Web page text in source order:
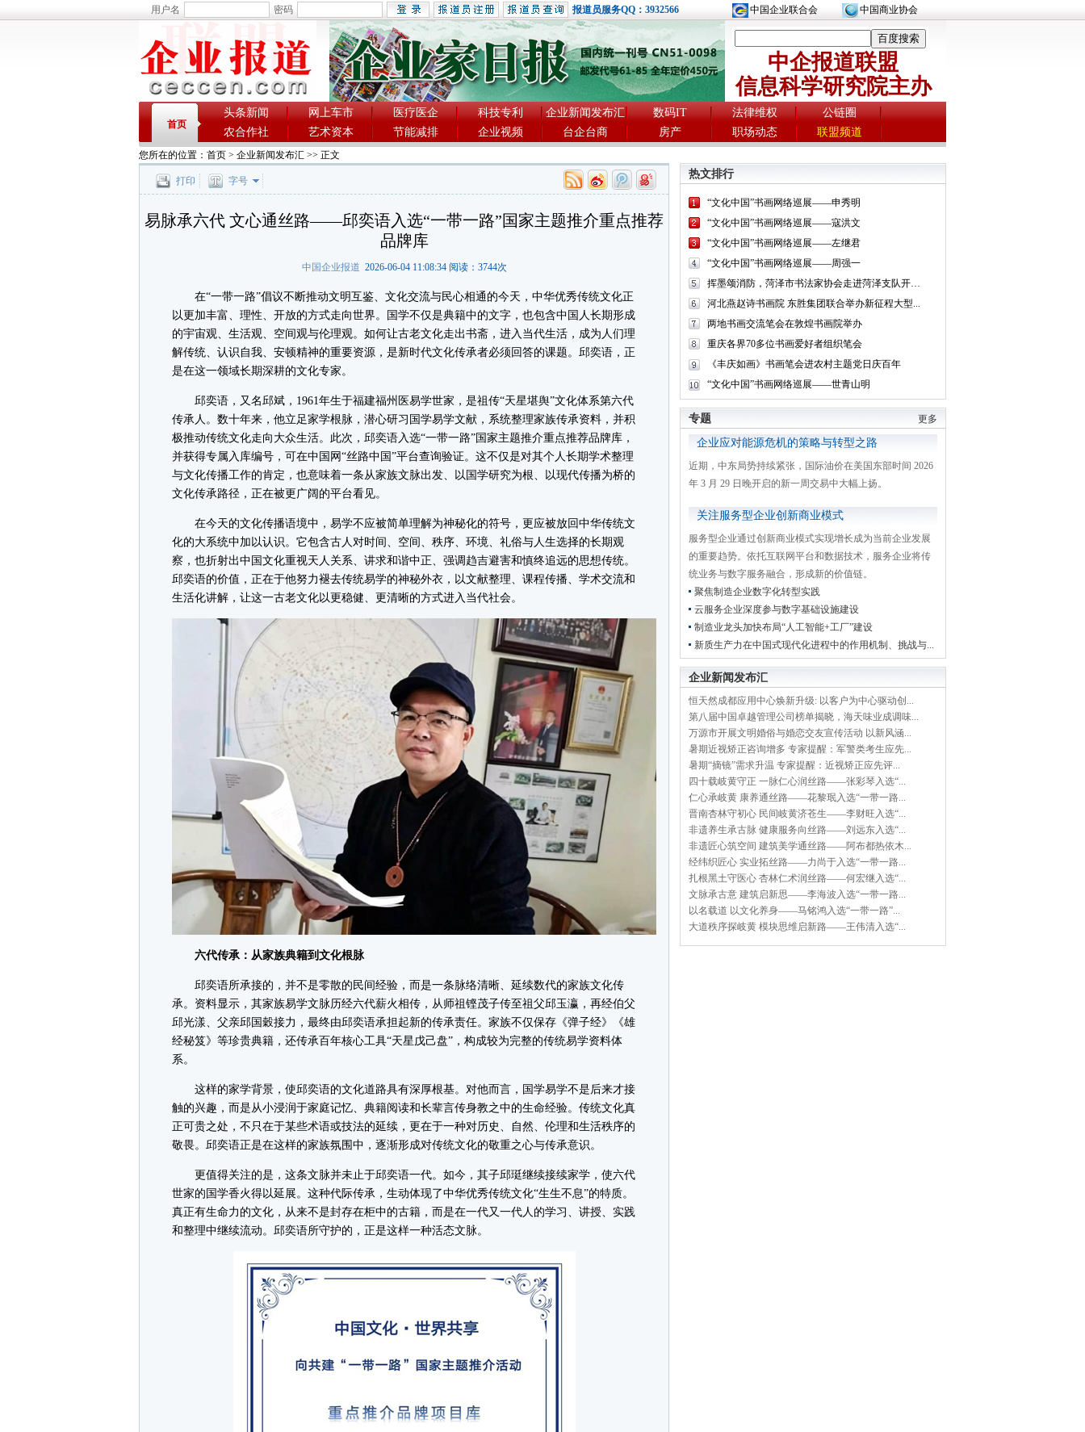
中国企业联合会 中国商业协会
用户名 密码 报道员服务QQ：3932566
中企报道联盟
信息科学研究院主办
首页
头条新闻 网上车市 医疗医企 科技专利 企业新闻发布汇 数码IT 法律维权
公链圈
农合作社
艺术资本 节能减排 企业视频 台企台商 房产 职场动态 联盟频道
您所在的位置： 首页 > 企业新闻发布汇 >> 正文
打印 字号
易脉承六代 文心通丝路——邱奕语入选“一带一路”国家主题推介重点推荐
品牌库
中国企业报道 2026-06-04 11:08:34 阅读： 3744次
在“一带一路”倡议不断推动文明互鉴、文化交流与民心相通的今天，中华优秀传统文化正
以更加丰富、理性、开放的方式走向世界。国学不仅是典籍中的文字，也包含中国人长期形成
的宇宙观、生活观、空间观与伦理观。如何让古老文化走出书斋，进入当代生活，成为人们理
解传统、认识自我、安顿精神的重要资源，是新时代文化传承者必须回答的课题。邱奕语，正
是在这一领域长期深耕的文化专家。
邱奕语，又名邱斌，1961年生于福建福州医易学世家，是祖传“天星堪舆”文化体系第六代
传承人。数十年来，他立足家学根脉，潜心研习国学易学文献，系统整理家族传承资料，并积
极推动传统文化走向大众生活。此次，邱奕语入选“一带一路”国家主题推介重点推荐品牌库，
并获得专属入库编号，可在中国网“丝路中国”平台查询验证。这不仅是对其个人长期学术整理
与文化传播工作的肯定，也意味着一条从家族文脉出发、以国学研究为根、以现代传播为桥的
文化传承路径，正在被更广阔的平台看见。
在今天的文化传播语境中，易学不应被简单理解为神秘化的符号，更应被放回中华传统文
化的大系统中加以认识。它包含古人对时间、空间、秩序、环境、礼俗与人生选择的长期观
察，也折射出中国文化重视天人关系、讲求和谐中正、强调趋吉避害和慎终追远的思想传统。
邱奕语的价值，正在于他努力褪去传统易学的神秘外衣，以文献整理、课程传播、学术交流和
生活化讲解，让这一古老文化以更稳健、更清晰的方式进入当代社会。
六代传承：从家族典籍到文化根脉
邱奕语所承接的，并不是零散的民间经验，而是一条脉络清晰、延续数代的家族文化传
承。资料显示，其家族易学文脉历经六代薪火相传，从师祖铿茂子传至祖父邱玉瀛，再经伯父
邱光漾、父亲邱国穀接力，最终由邱奕语承担起新的传承责任。家族不仅保存《弹子经》《雄
经秘笈》等珍贵典籍，还传承百年核心工具“天星戊己盘”，构成较为完整的传统易学资料体
系。
这样的家学背景，使邱奕语的文化道路具有深厚根基。对他而言，国学易学不是后来才接
触的兴趣，而是从小浸润于家庭记忆、典籍阅读和长辈言传身教之中的生命经验。传统文化真
正可贵之处，不只在于某些术语或技法的延续，更在于一种对历史、自然、伦理和生活秩序的
敬畏。邱奕语正是在这样的家族氛围中，逐渐形成对传统文化的敬重之心与传承意识。
更值得关注的是，这条文脉并未止于邱奕语一代。如今，其子邱珽继续接续家学，使六代
世家的国学香火得以延展。这种代际传承，生动体现了中华优秀传统文化“生生不息”的特质。
真正有生命力的文化，从来不是封存在柜中的古籍，而是在一代又一代人的学习、讲授、实践
和整理中继续流动。邱奕语所守护的，正是这样一种活态文脉。
热文排行
“文化中国”书画网络巡展——申秀明
“文化中国”书画网络巡展——寇洪文
“文化中国”书画网络巡展——左继君
“文化中国”书画网络巡展——周强一
挥墨颂消防，菏泽市书法家协会走进菏泽支队开展...
河北燕赵诗书画院 东胜集团联合举办新征程大型...
两地书画交流笔会在敦煌书画院举办
重庆各界70多位书画爱好者组织笔会
《丰庆如画》书画笔会进农村主题党日庆百年
“文化中国”书画网络巡展——世青山明
更多
专题
企业应对能源危机的策略与转型之路
近期，中东局势持续紧张，国际油价在美国东部时间 2026
年 3 月 29 日晚开启的新一周交易中大幅上扬。
关注服务型企业创新商业模式
服务型企业通过创新商业模式实现增长成为当前企业发展
的重要趋势。依托互联网平台和数据技术，服务企业将传
统业务与数字服务融合，形成新的价值链。
聚焦制造企业数字化转型实践
云服务企业深度参与数字基础设施建设
制造业龙头加快布局“人工智能+工厂”建设
新质生产力在中国式现代化进程中的作用机制、挑战与...
企业新闻发布汇
恒天然成都应用中心焕新升级: 以客户为中心驱动创...
第八届中国卓越管理公司榜单揭晓，海天味业成调味...
万源市开展文明婚俗与婚恋交友宣传活动 以新风涵...
暑期近视矫正咨询增多 专家提醒：军警类考生应先...
暑期“摘镜”需求升温 专家提醒：近视矫正应先评...
四十载岐黄守正 一脉仁心润丝路——张彩琴入选“...
仁心承岐黄 康养通丝路——花黎珉入选“一带一路...
晋南杏林守初心 民间岐黄济苍生——李财旺入选“...
非遗养生承古脉 健康服务向丝路——刘远东入选“...
非遗匠心筑空间 建筑美学通丝路——阿布都热依木...
经纬织匠心 实业拓丝路——力尚于入选“一带一路...
扎根黑土守医心 杏林仁术润丝路——何宏继入选“...
文脉承古意 建筑启新思——李海波入选“一带一路...
以名载道 以文化养身——马铭鸿入选“一带一路”...
大道秩序探岐黄 模块思维启新路——王伟清入选“...